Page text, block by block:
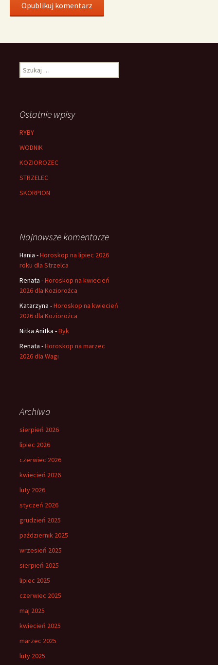
Szukaj:
Ostatnie wpisy
RYBY
WODNIK
KOZIOROZEC
STRZELEC
SKORPION
Najnowsze komentarze
Hania -Horoskop na lipiec 2026
roku dla Strzelca
Renata -Horoskop na kwiecień
2026 dla Koziorożca
Katarzyna -Horoskop na kwiecień
2026 dla Koziorożca
Nitka Anitka -Byk
Renata -Horoskop na marzec
2026 dla Wagi
Archiwa
sierpień 2026
lipiec 2026
czerwiec 2026
kwiecień 2026
luty 2026
styczeń 2026
grudzień 2025
październik 2025
wrzesień 2025
sierpień 2025
lipiec 2025
czerwiec 2025
maj 2025
kwiecień 2025
marzec 2025
luty 2025